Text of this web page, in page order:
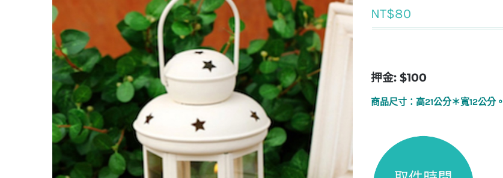
NT$80
押金: $100
商品尺寸：高21公分＊寬12公分。